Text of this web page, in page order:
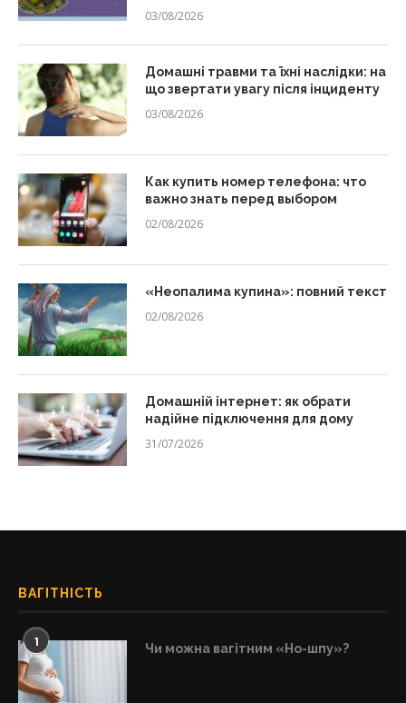
03/08/2026
Домашні травми та їхні наслідки: на
що звертати увагу після інциденту
03/08/2026
Как купить номер телефона: что
важно знать перед выбором
02/08/2026
«Неопалима купина»: повний текст
02/08/2026
Домашній інтернет: як обрати
надійне підключення для дому
31/07/2026
ВАГІТНІСТЬ
1 Чи можна вагітним «Но-шпу»?